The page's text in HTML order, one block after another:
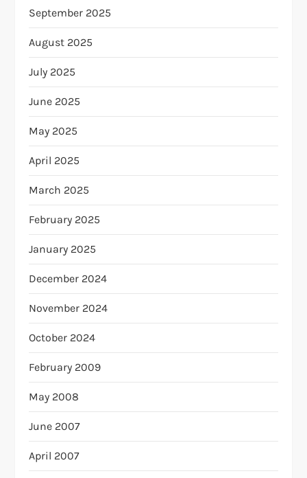
September 2025
August 2025
July 2025
June 2025
May 2025
April 2025
March 2025
February 2025
January 2025
December 2024
November 2024
October 2024
February 2009
May 2008
June 2007
April 2007